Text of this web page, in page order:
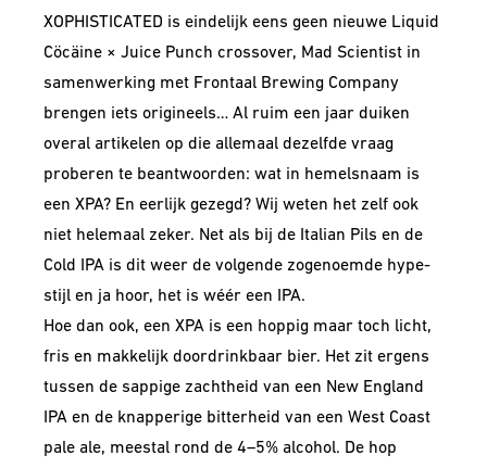
XOPHISTICATED is eindelijk eens geen nieuwe Liquid
Cöcäine × Juice Punch crossover, Mad Scientist in
samenwerking met Frontaal Brewing Company
brengen iets origineels… Al ruim een jaar duiken
overal artikelen op die allemaal dezelfde vraag
proberen te beantwoorden: wat in hemelsnaam is
een XPA? En eerlijk gezegd? Wij weten het zelf ook
niet helemaal zeker. Net als bij de Italian Pils en de
Cold IPA is dit weer de volgende zogenoemde hype-
stijl en ja hoor, het is wéér een IPA.
Hoe dan ook, een XPA is een hoppig maar toch licht,
fris en makkelijk doordrinkbaar bier. Het zit ergens
tussen de sappige zachtheid van een New England
IPA en de knapperige bitterheid van een West Coast
pale ale, meestal rond de 4–5% alcohol. De hop